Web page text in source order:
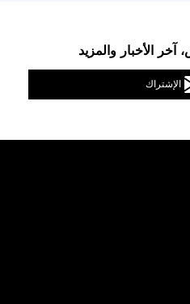
الأخبار والمزيد
الإشتراك